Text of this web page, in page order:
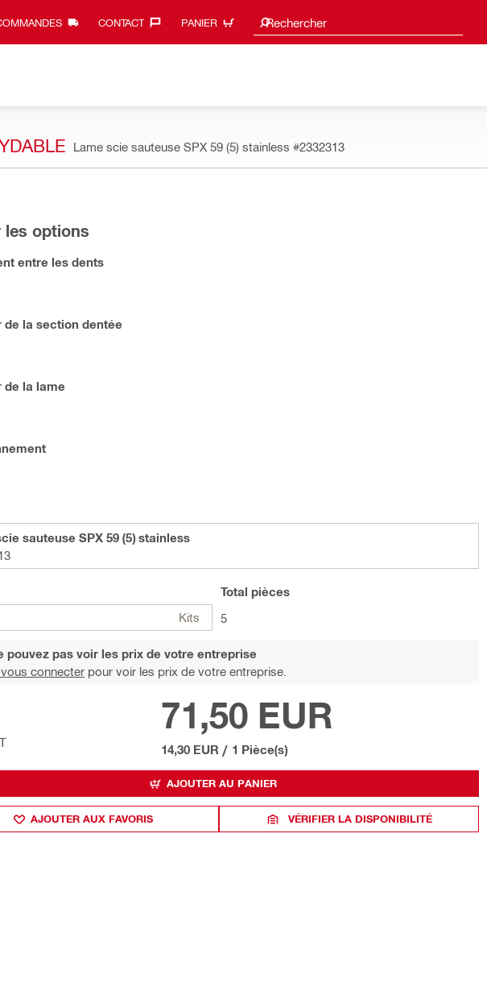
CONTACT‎ PANIER Rechercher
Search suggestions
Lame scie sauteuse SPX 59 (5) stainless #2332313
les options
entre les dents
de la section dentée
de la lame
sauteuse SPX 59 (5) stainless
Kits
Total pièces
5
pouvez pas voir les prix de votre entreprise
vous connecter pour voir les prix de votre entreprise.
71,50 EUR
14,30 EUR / 1 Pièce(s)
AJOUTER AU PANIER
AJOUTER AUX FAVORIS VÉRIFIER LA DISPONIBILITÉ